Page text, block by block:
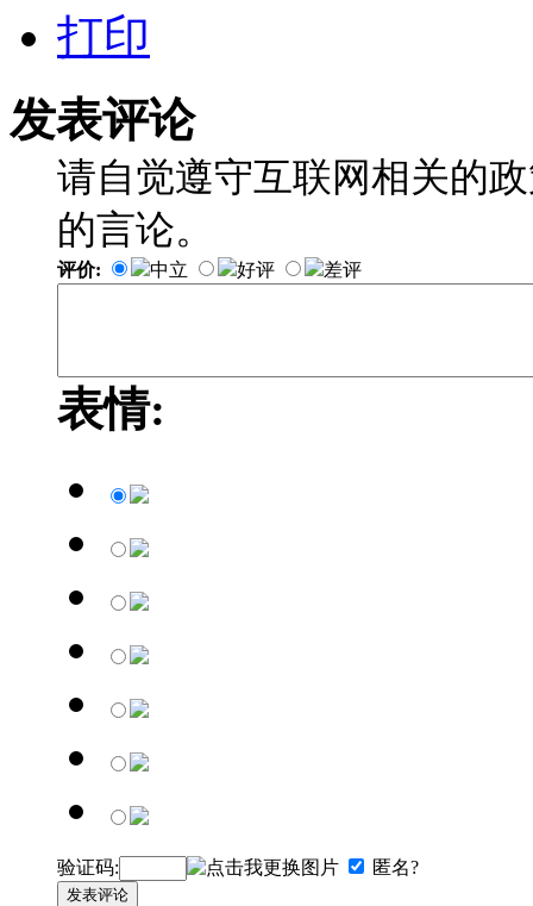
打印
发表评论
请自觉遵守互联网相关的
的言论。
评价: 中立 好评 差评
表情:
验证码: 匿名?
发表评论